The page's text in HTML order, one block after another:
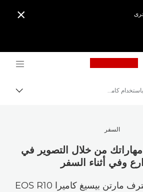

back to home page
مسار
استلهم أروع الأفكار | نصائح حول التصوير الفوتوغرافي والطباعة وأدلة المشترين
التصوير في أثناء السفر باستخدام كاميرا EOS R10
السفر
من خلال التصوير في
وفي أثناء السفر
اختار المصور المحترف مارتن بيسيغ كاميرا EOS R10